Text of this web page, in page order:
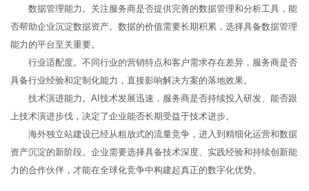
数据管理能力。关注服务商是否提供完善的数据管理和分析工具，能
否帮助企业沉淀数据资产。数据的价值需要长期积累，选择具备数据管理
能力的平台至关重要。
行业适配度。不同行业的营销特点和客户需求存在差异，服务商是否
具备行业经验和定制化能力，直接影响解决方案的落地效果。
技术演进能力。AI技术发展迅速，服务商是否持续投入研发、能否跟
上技术演进步伐，决定了企业能否长期受益于技术进步。
海外独立站建设已经从粗放式的流量竞争，进入到精细化运营和数据
资产沉淀的新阶段。企业需要选择具备技术深度、实践经验和持续创新能
力的合作伙伴，才能在全球化竞争中构建起真正的数字化优势。